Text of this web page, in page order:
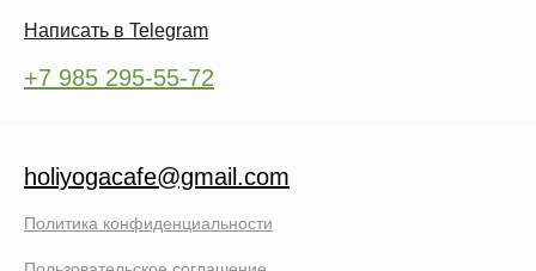
holiyogacafe@gmail.com
Политика конфиденциальности
+7 985 295-55-72
Написать в Telegram